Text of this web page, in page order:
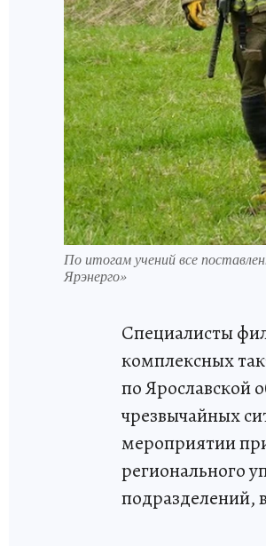
По итогам учений все
Ярэнерго»
Специалисты
комплексных
по Ярославской
чрезвычайных
мероприятии
регионального
подразделений,